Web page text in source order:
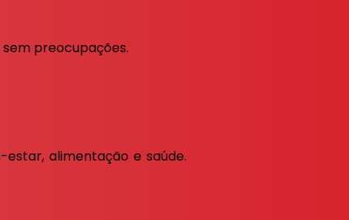
preocupações.
alimentação e saúde.